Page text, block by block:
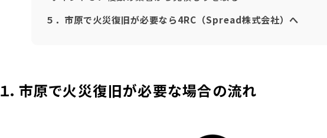
５．市原で火災復旧が必要なら4RC（Spread株式会社）へ
１．市原で火災復旧が必要な場合の流れ